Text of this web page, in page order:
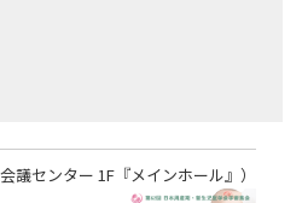
議センター 1F『メインホール』）